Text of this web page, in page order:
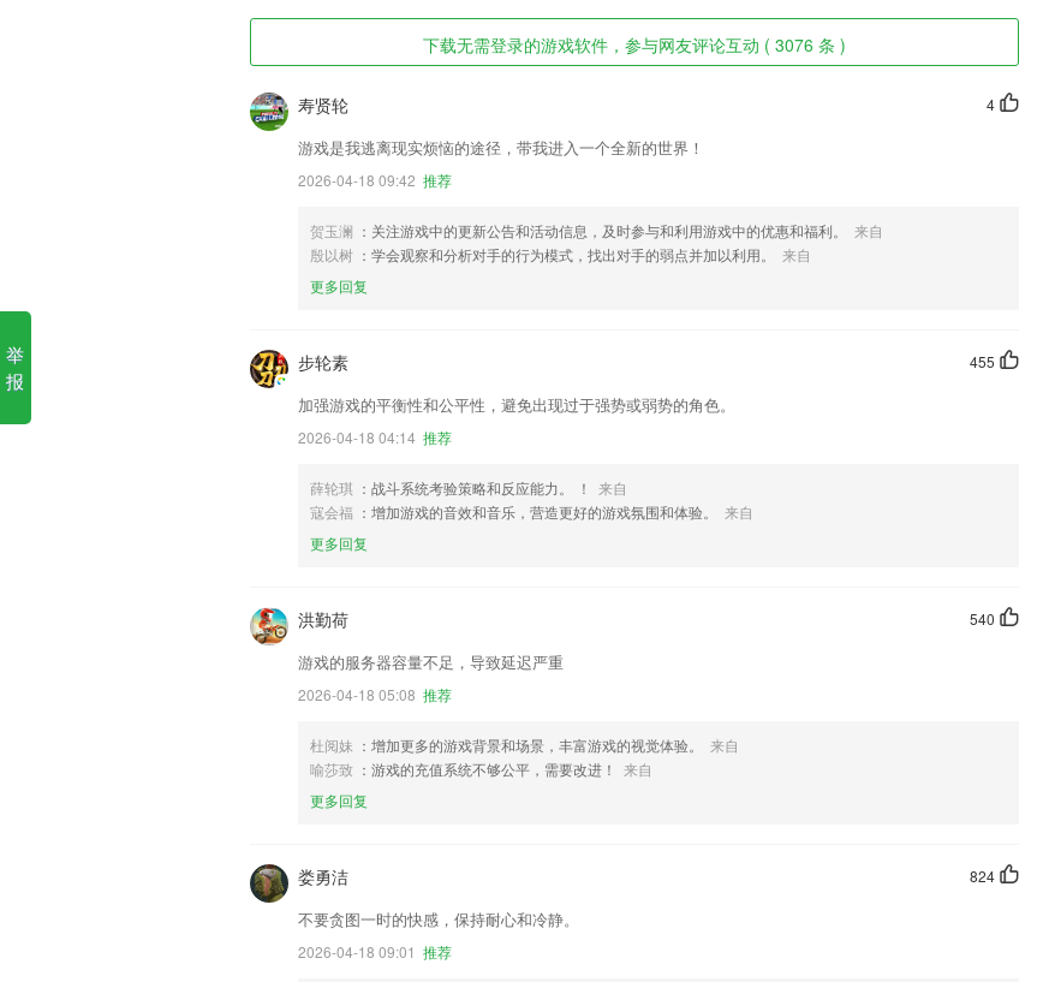
下载无需登录的游戏软件，参与网友评论互动 ( 3076 条 )
4
寿贤轮
游戏是我逃离现实烦恼的途径，带我进入一个全新的世界！
2026-04-18 09:42 推荐
贺玉澜 ：关注游戏中的更新公告和活动信息，及时参与和利用游戏中的优惠和福利。
来自
殷以树 ：学会观察和分析对手的行为模式，找出对手的弱点并加以利用。
来自
更多回复
455
步轮素
加强游戏的平衡性和公平性，避免出现过于强势或弱势的角色。
2026-04-18 04:14 推荐
薛轮琪 ：战斗系统考验策略和反应能力。 ！
来自
寇会福 ：增加游戏的音效和音乐，营造更好的游戏氛围和体验。
来自
更多回复
540
洪勤荷
游戏的服务器容量不足，导致延迟严重
2026-04-18 05:08 推荐
杜阅妹 ：增加更多的游戏背景和场景，丰富游戏的视觉体验。
来自
喻莎致 ：游戏的充值系统不够公平，需要改进！
来自
更多回复
824
娄勇洁
不要贪图一时的快感，保持耐心和冷静。
2026-04-18 09:01 推荐
举
报